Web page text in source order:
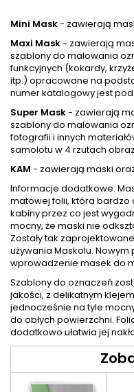
Mini Mask- zawierają
Maxi Mask- zawierają
szablony do malowania
funkcyjnych (kokardy,
itp.) opracowane na
numer katalogowy jest
Super Mask- zawierają
szablony do malowania
fotografii i innych
samolotu w 4 rzutach
KAM - zawierają maski
Informacje dodatkowe:
matowej folii, która bardzo
kabiny przez co jest
mocny, że maski nie
Zostały tak
używania Maskolu.
wprowadzenie masek do
Szablony do oznaczeń
jakości, z delikatnym
jednocześnie na tyle
do obłych powierzchni.
dodatkowo ułatwia jej